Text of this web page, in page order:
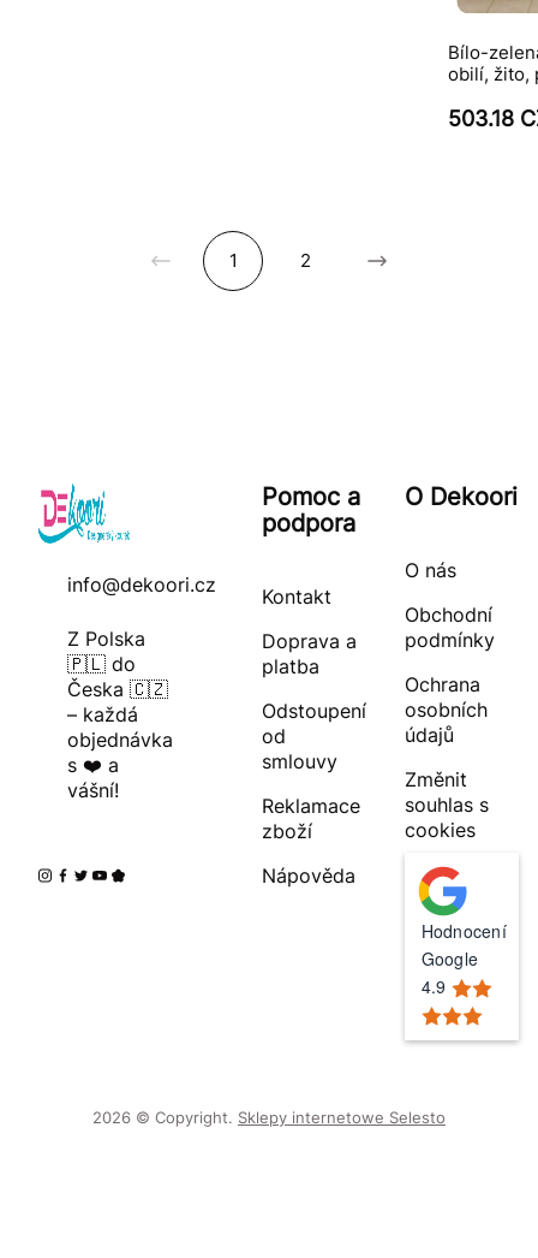
Bílo-
obilí, žito,
503.18
1 2
info@dekoori.cz
Z Polska
🇵🇱 do
Česka 🇨🇿
– každá
objednávka
s ❤️ a
vášní!
Pomoc a
podpora
Kontakt
Doprava a
platba
Odstoupení
od
smlouvy
Reklamace
zboží
Nápověda
O Dekoori
O nás
Obchodní
podmínky
Ochrana
osobních
údajů
Změnit
souhlas s
cookies
Hodnocení
Google
4.9
2026 © Copyright. Sklepy internetowe Selesto